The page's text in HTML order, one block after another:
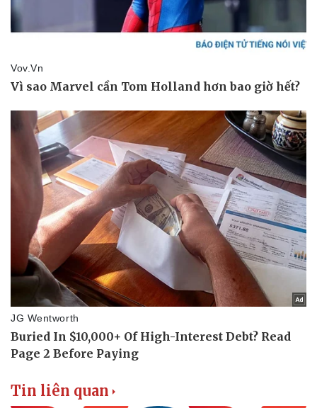
Doanh nghiệp
Thông tin doanh nghiệp
Doanh nghiệp 24h
Doanh nhân
Vì cộng đồng
Công nghệ
Sành điệu
Tin Công nghệ
Trải nghiệm
Chuyển đổi số
Tin liên quan